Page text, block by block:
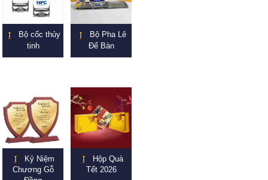
Bộ cốc thủy
tinh
Bộ Pha Lê
Để Bàn
Kỷ Niệm
Chương Gỗ
Hộp Quà
Tết 2026